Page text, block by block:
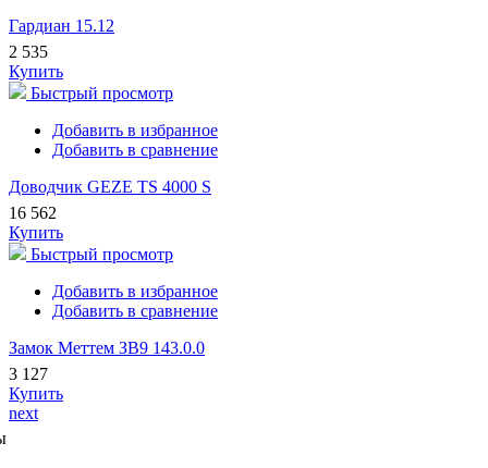
Гардиан 15.12
2 535
Купить
Быстрый просмотр
Добавить в избранное
Добавить в сравнение
Доводчик GEZE TS 4000 S
16 562
Купить
Быстрый просмотр
Добавить в избранное
Добавить в сравнение
Замок Меттем ЗВ9 143.0.0
3 127
Купить
next